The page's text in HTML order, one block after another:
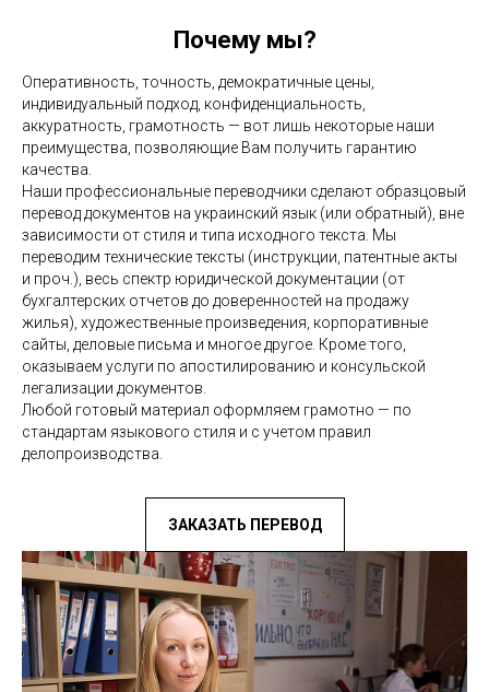
Почему мы?
Оперативность, точность, демократичные цены,
индивидуальный подход, конфиденциальность,
аккуратность, грамотность — вот лишь некоторые наши
преимущества, позволяющие Вам получить гарантию
качества.
Наши профессиональные переводчики сделают образцовый
перевод документов на украинский язык (или обратный), вне
зависимости от стиля и типа исходного текста. Мы
переводим технические тексты (инструкции, патентные акты
и проч.), весь спектр юридической документации (от
бухгалтерских отчетов до доверенностей на продажу
жилья), художественные произведения, корпоративные
сайты, деловые письма и многое другое. Кроме того,
оказываем услуги по апостилированию и консульской
легализации документов.
Любой готовый материал оформляем грамотно — по
стандартам языкового стиля и с учетом правил
делопроизводства.
ЗАКАЗАТЬ ПЕРЕВОД